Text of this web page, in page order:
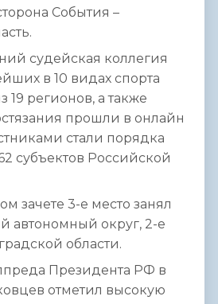
События –
судейская коллегия
в 10 видах спорта
регионов, а также
прошли в онлайн
стали порядка
субъектов Российской
зачете 3-е место занял
автономный округ, 2-е
области.
Президента РФ в
отметил высокую